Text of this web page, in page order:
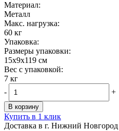
Материал:
Металл
Maкс. нагрузка:
60 кг
Упаковка:
Размеры упаковки:
15x9x119 см
Вес с упаковкой:
7 кг
-
+
В корзину
Купить в 1 клик
Доставка в г. Нижний